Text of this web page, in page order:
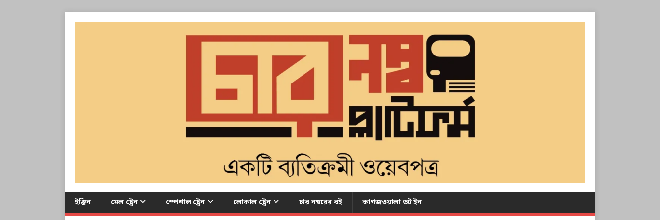
ইঞ্জিন মেল ট্রেন স্পেশাল ট্রেন লোকাল ট্রেন চার নম্বরের বই কাগজওয়ালা ডট ইন